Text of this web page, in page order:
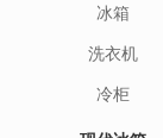
冰箱
洗衣机
冷柜